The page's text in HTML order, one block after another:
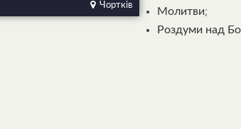
Чортків
Молитви;
Роздуми над